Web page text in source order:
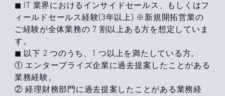
◼ IT 業界におけるインサイドセールス、もしくはフ
ィールドセールス経験(3年以上) ※新規開拓営業の
ご経験が全体業務の 7 割以上ある方を想定していま
す。
◼ 以下 2 つのうち、1 つ以上を満たしている方。
① エンタープライズ企業に過去提案したことがある
業務経験。
② 経理財務部門に過去提案したことがある業務経